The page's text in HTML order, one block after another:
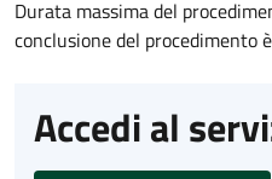
Durata massima del
conclusione del procedimento
Accedi al